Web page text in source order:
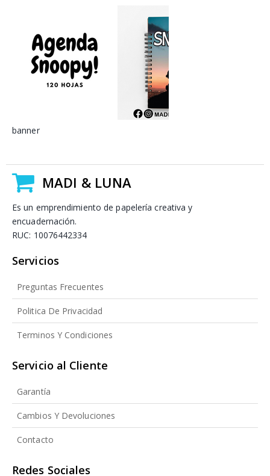
banner
MADI & LUNA
Es un emprendimiento de papelería creativa y
encuadernación.
RUC: 10076442334
Servicios
Preguntas Frecuentes
Politica De Privacidad
Terminos Y Condiciones
Servicio al Cliente
Garantía
Cambios Y Devoluciones
Contacto
Redes Sociales